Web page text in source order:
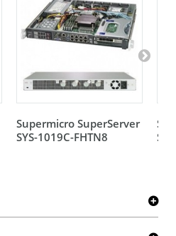
Supermicro SuperServer
SYS-1019C-FHTN8